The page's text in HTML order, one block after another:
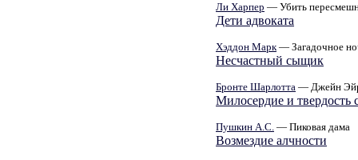
Ли Харпер — Убить
Дети адвоката
Хэддон Марк— Загадочное
Несчастный сыщик
Бронте Шарлотта — Джейн
Милосердие и твердость
Пушкин А.С. — Пиковая дама
Возмездие алчности